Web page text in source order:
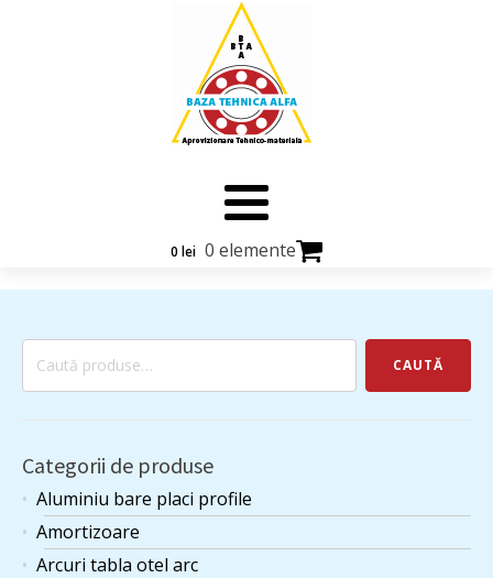
0 lei 0 elemente
Caută
CAUTĂ
Categorii de produse
Aluminiu bare placi profile
Amortizoare
Arcuri tabla otel arc